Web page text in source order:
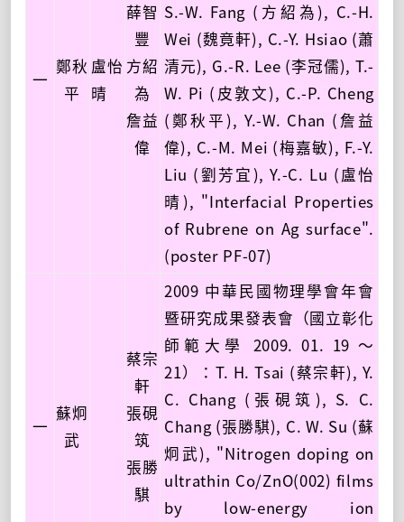
一
鄭秋
平
盧怡
晴
薛智
豐
方紹
為
詹益
偉
S.-W. Fang (方紹為), C.-H.
Wei (魏竟軒), C.-Y. Hsiao (蕭
清元), G.-R. Lee (李冠儒), T.-
W. Pi (皮敦文), C.-P. Cheng
(鄭秋平), Y.-W. Chan (詹益
偉), C.-M. Mei (梅嘉敏), F.-Y.
Liu (劉芳宜), Y.-C. Lu (盧怡
晴), "Interfacial Properties
of Rubrene on Ag surface".
(poster PF-07)
一
蘇炯
武
蔡宗
軒
張硯
筑
張勝
騏
2009 中華民國物理學會年會
暨研究成果發表會（國立彰化
師範大學 2009. 01. 19 ～
21）：T. H. Tsai (蔡宗軒), Y.
C. Chang (張硯筑), S. C.
Chang (張勝騏), C. W. Su (蘇
炯武), "Nitrogen doping on
ultrathin Co/ZnO(002) films
by low-energy ion